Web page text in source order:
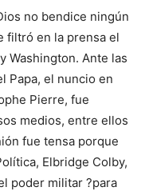
no bendice ningún
filtró en la prensa el
Washington. Ante las
Papa, el nuncio en
Pierre, fue
medios, entre ellos
fue tensa porque
Elbridge Colby,
poder militar ?para